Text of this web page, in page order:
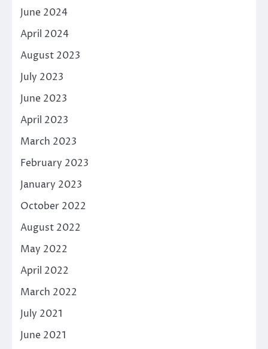
June 2024
April 2024
August 2023
July 2023
June 2023
April 2023
March 2023
February 2023
January 2023
October 2022
August 2022
May 2022
April 2022
March 2022
July 2021
June 2021